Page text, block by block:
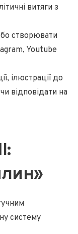
витяги з
створювати
Youtube
ілюстрації до
відповідати на
систему